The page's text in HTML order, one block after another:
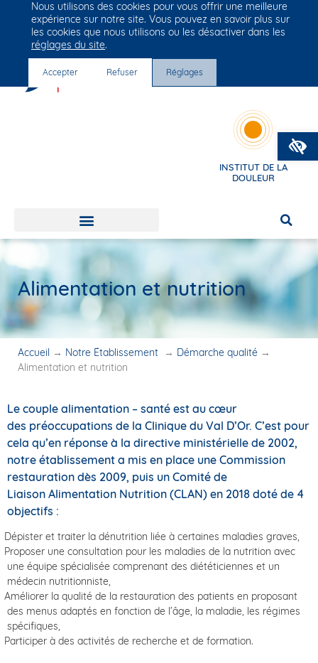
Groupe Vivalto Santé
Entre nous, la vie
INSTITUT DE LA
DOULEUR
Alimentation et nutrition
Accueil → Notre Établissement → Démarche qualité →
Alimentation et nutrition
Le couple alimentation – santé est au cœur
des préoccupations de la Clinique du Val D’Or. C’est pour
cela qu’en réponse à la directive ministérielle de 2002,
notre établissement a mis en place une Commission
restauration dès 2009, puis un Comité de
Liaison Alimentation Nutrition (CLAN) en 2018 doté de 4
objectifs :
Dépister et traiter la dénutrition liée à certaines maladies graves,
Proposer une consultation pour les maladies de la nutrition avec
une équipe spécialisée comprenant des diététiciennes et un
médecin nutritionniste,
Améliorer la qualité de la restauration des patients en proposant
des menus adaptés en fonction de l’âge, la maladie, les régimes
spécifiques,
Participer à des activités de recherche et de formation.
Nous utilisons des cookies pour vous offrir une meilleure
expérience sur notre site. Vous pouvez en savoir plus sur
les cookies que nous utilisons ou les désactiver dans les
réglages du site.
Accepter Refuser Réglages